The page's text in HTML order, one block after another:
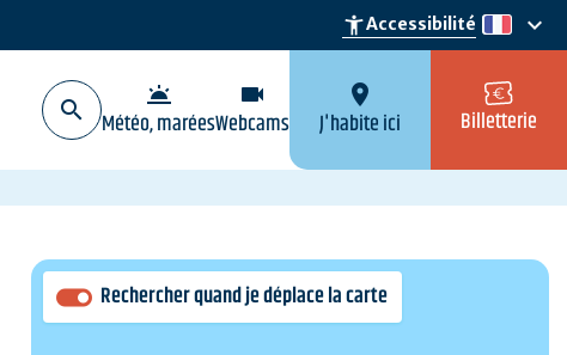
accessibility_newAccessibilité fr
keyboard_arrow_down
wb_twilight
Météo, marées
videocam
Webcams
location_on
J'habite ici Billetterie
Rechercher quand je déplace la carte